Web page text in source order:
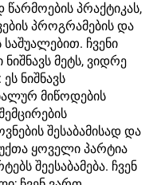
პრაქტიკას,
პროგრამების და
ჩვენი
მეტს, ვიდრე
ნიშნავს
მიწოდების
შესაბამისად და
ყოველი პარტია
შეესაბამება. ჩვენ